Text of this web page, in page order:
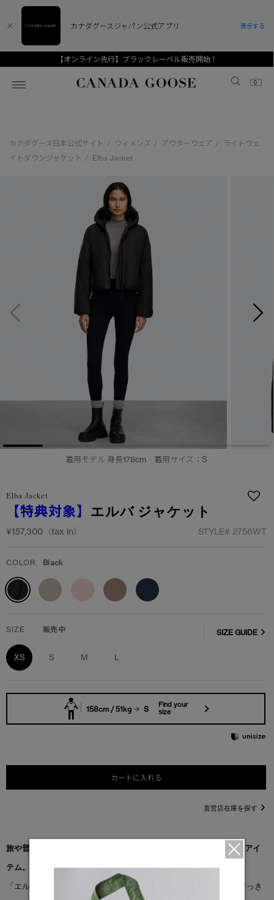
【オンライン先行】ブラックレーベル販売開始！
Canada Goose
0
スノーグース
アンバサダー
スプリングコレクション
ウィメンズ TOP
ベストセラー
FW26コレクション
サマー 26 コレクション
サマー 26 コレクションLOOK
日本限定モデル
スノーグース
メイドインジャパンTシャツ
アウターウェア
アパレル
アクセサリー
コレクション
メンズ TOP
ベストセラー
FW26コレクション
サマー 26 コレクション
サマー 26 コレクションLOOK
日本限定モデル
スノーグース
メイドインジャパンTシャツ
アウターウェア
アパレル
アクセサリー
コレクション
キッズ TOP
ベビー（0‐24ヵ月)
キッズ（2‐7歳)
ユース（6＋歳)
コレクション
CANADA GOOSE Generationsは、アウター
ウェアの下取り・再販を通じて、長く愛される製
品の価値を受け継いでいきます。
アーカイブの希少なピースもご覧いただけます。
詳しく見る
カナダグース日本公式サイト / ウィメンズ / アウターウェア /
ライトウェ
イトダウンジャケット
/ Elba Jacket
着用モデル 身長178cm 着用サイズ：S
Elba Jacket
【特典対象】 エルバ ジャケット
¥157,300（tax in） STYLE# 2756WT
COLOR Black
SIZE 販売中
XS S M L
SIZE GUIDE
158cm / 51kg S
Find your
size
カートに入れる
直営店在庫を探す
旅や普段使いに最適な、しっとり柔らかなルミナ素材を使った定番アイ
テム。
「エルバ ジャケット」は、マルチレイヤーのパッファー構造で、すっき
カナダグースジャパン公式アプリ 表示する